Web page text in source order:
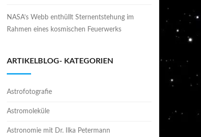
NASA’s Webb enthüllt Sternentstehung im
Rahmen eines kosmischen Feuerwerks
ARTIKELBLOG- KATEGORIEN
Astrofotografie
Astromoleküle
Astronomie mit Dr. Ilka Petermann